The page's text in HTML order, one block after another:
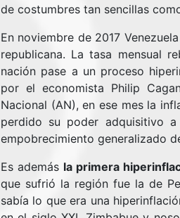
de costumbres tan sencillas
En noviembre de 2017
republicana. La tasa mensual
nación pase a un proceso
por el economista Philip
Nacional (AN), en ese mes la
perdido su poder adquisitivo
empobrecimiento generalizado
Es además la primera
que sufrió la región fue la de
sabía lo que era una